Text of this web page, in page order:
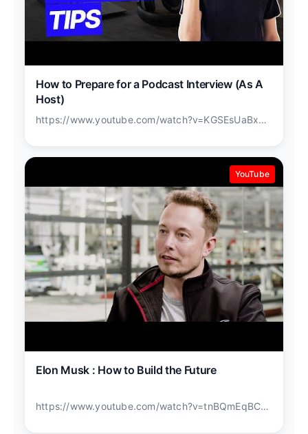
How to Prepare for a Podcast Interview (As A
Host)
https://www.youtube.com/watch?v=KGSEsUaBxWo
YouTube
Elon Musk : How to Build the Future
https://www.youtube.com/watch?v=tnBQmEqBCY0